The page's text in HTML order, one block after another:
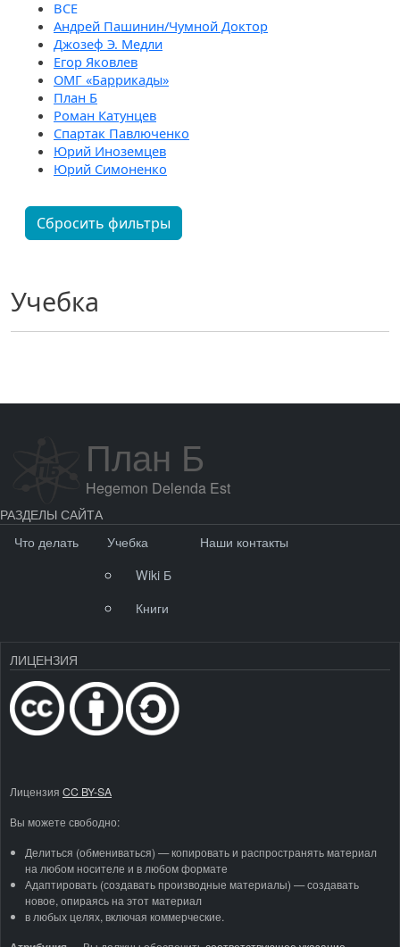
Учебка
Андрей Пашинин/Чумной Доктор
Джозеф Э. Медли
Егор Яковлев
ОМГ «Баррикады»
План Б
Роман Катунцев
Спартак Павлюченко
Юрий Иноземцев
Юрий Симоненко
Сбросить фильтры
План Б
Hegemon Delenda Est
РАЗДЕЛЫ САЙТА
Что делать
Учебка
Wiki Б
Книги
Наши контакты
ЛИЦЕНЗИЯ
Лицензия CC BY-SA
Вы можете свободно:
Делиться (обмениваться) — копировать и распространять материал
на любом носителе и в любом формате
Адаптировать (создавать производные материалы) — создавать
новое, опираясь на этот материал
в любых целях, включая коммерческие.